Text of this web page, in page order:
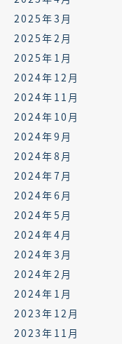
2025年3月
2025年2月
2025年1月
2024年12月
2024年11月
2024年10月
2024年9月
2024年8月
2024年7月
2024年6月
2024年5月
2024年4月
2024年3月
2024年2月
2024年1月
2023年12月
2023年11月